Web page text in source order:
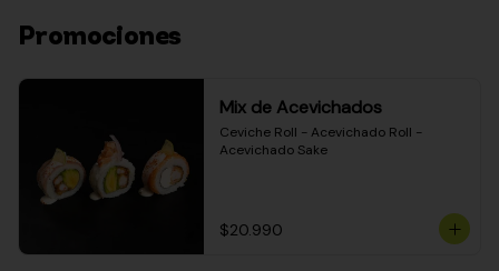
Promociones
Mix de Acevichados
Ceviche Roll - Acevichado Roll -
Acevichado Sake
$20.990